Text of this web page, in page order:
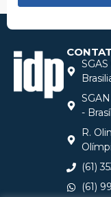
-
R.
(61)
(61)